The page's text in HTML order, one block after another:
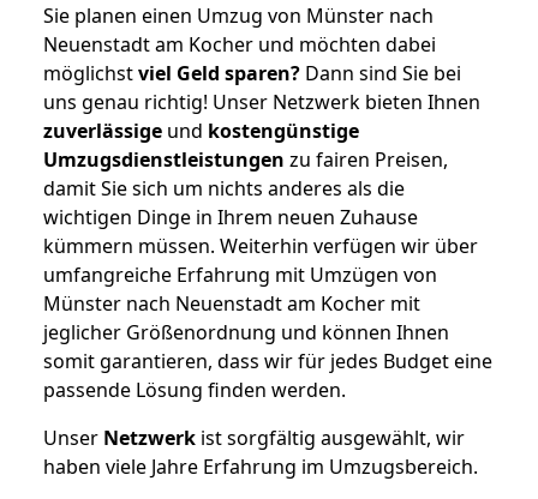
Sie planen einen Umzug von Münster nach
Neuenstadt am Kocher und möchten dabei
möglichstviel Geld sparen? Dann sind Sie bei
uns genau richtig! Unser Netzwerk bieten Ihnen
zuverlässige und kostengünstige
Umzugsdienstleistungen zu fairen Preisen,
damit Sie sich um nichts anderes als die
wichtigen Dinge in Ihrem neuen Zuhause
kümmern müssen. Weiterhin verfügen wir über
umfangreiche Erfahrung mit Umzügen von
Münster nach Neuenstadt am Kocher mit
jeglicher Größenordnung und können Ihnen
somit garantieren, dass wir für jedes Budget eine
passende Lösung finden werden.
Unser Netzwerk ist sorgfältig ausgewählt, wir
haben viele Jahre Erfahrung im Umzugsbereich.